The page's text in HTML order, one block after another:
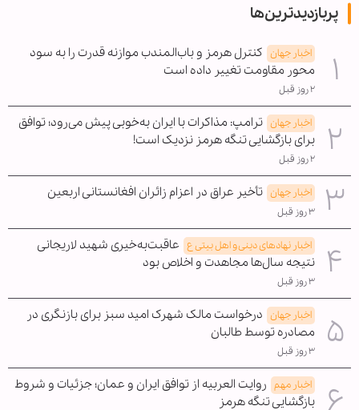
پربازدیدترین‌ها
اخبار جهان کنترل هرمز و باب‌المندب موازنه قدرت را به سود
محور مقاومت تغییر داده است
۲ روز قبل
اخبار جهان ترامپ: مذاکرات با ایران به‌خوبی پیش می‌رود؛ توافق
برای بازگشایی تنگه هرمز نزدیک است!
۲ روز قبل
اخبار جهان تأخیر عراق در اعزام زائران افغانستانی اربعین
۳ روز قبل
اخبار نهادهای دینی و اهل بیتی ع عاقبت‌به‌خیری شهید لاریجانی
نتیجه سال‌ها مجاهدت و اخلاص بود
۳ روز قبل
اخبار جهان درخواست مالک شهرک امید سبز برای بازنگری در
مصادره توسط طالبان
۳ روز قبل
اخبار مهم روایت العربیه از توافق ایران و عمان؛ جزئیات و شروط
بازگشایی تنگه هرمز